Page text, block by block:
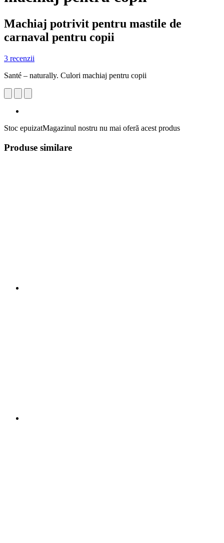
Machiaj potrivit pentru mastile de
carnaval pentru copii
3 recenzii
Santé – naturally. Culori machiaj pentru copii
Stoc epuizatMagazinul nostru nu mai oferă acest produs
Produse similare